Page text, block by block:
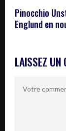
Pinocchio
Englund en
LAISSEZ UN